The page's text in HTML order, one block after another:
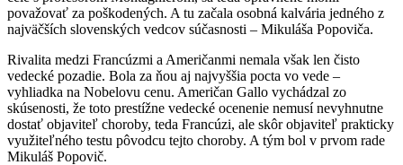
považovať za poškodených. A tu začala osobná kalvária jedného z
najväčších slovenských vedcov súčasnosti – Mikuláša Popoviča.
Rivalita medzi Francúzmi a Američanmi nemala však len čisto
vedecké pozadie. Bola za ňou aj najvyššia pocta vo vede –
vyhliadka na Nobelovu cenu. Američan Gallo vychádzal zo
skúsenosti, že toto prestížne vedecké ocenenie nemusí nevyhnutne
dostať objaviteľ choroby, teda Francúzi, ale skôr objaviteľ prakticky
využiteľného testu pôvodcu tejto choroby. A tým bol v prvom rade
Mikuláš Popovič.